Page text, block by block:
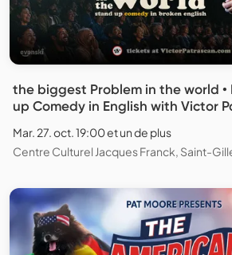
the biggest Problem in the world •
up Comedy in English with Victor
Mar. 27. oct. 19:00 et un de plus
Centre Culturel Jacques Franck, Saint-